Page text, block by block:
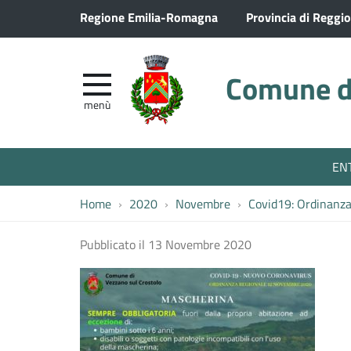
Regione Emilia-Romagna Provincia di
Comune
menù
Home 2020 Novembre Covid19:
Pubblicato il 13 Novembre 2020